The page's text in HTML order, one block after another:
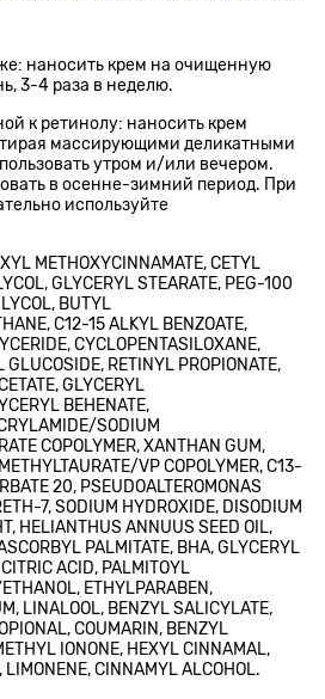
наносить крем на очищенную
3-4 раза в неделю.
к ретинолу: наносить крем
массирующими деликатными
утром и/или вечером.
в осенне-зимний период. При
используйте
METHOXYCINNAMATE, CETYL
GLYCERYL STEARATE, PEG-100
BUTYL
C12-15 ALKYL BENZOATE,
CYCLOPENTASILOXANE,
GLUCOSIDE, RETINYL PROPIONATE,
GLYCERYL
BEHENATE,
SODIUM
COPOLYMER, XANTHAN GUM,
VP COPOLYMER, C13-
20, PSEUDOALTEROMONAS
7, SODIUM HYDROXIDE, DISODIUM
HELIANTHUS ANNUUS SEED OIL,
PALMITATE, BHA, GLYCERYL
ACID, PALMITOYL
ETHYLPARABEN,
LINALOOL, BENZYL SALICYLATE,
COUMARIN, BENZYL
IONONE, HEXYL CINNAMAL,
LIMONENE, CINNAMYL ALCOHOL.